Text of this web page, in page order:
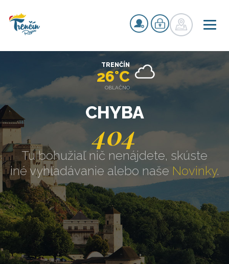
CHYBA
404
Tu bohužiaľ nič nenájdete, skúste
iné vyhľadávanie alebo naše Novinky.
TRENČÍN
26°C
OBLAČNO